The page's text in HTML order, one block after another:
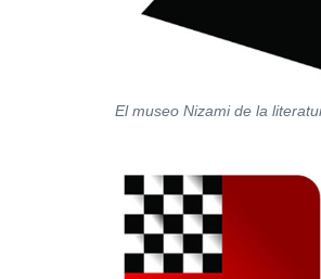
El museo Nizami de la